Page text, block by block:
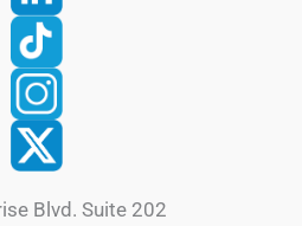
Blvd. Suite 202